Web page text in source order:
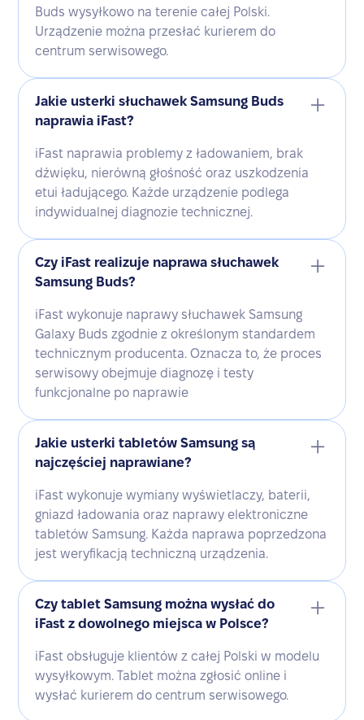
Buds wysyłkowo na terenie całej Polski.
Urządzenie można przesłać kurierem do
centrum serwisowego.
Jakie usterki słuchawek Samsung Buds
naprawia iFast?
iFast naprawia problemy z ładowaniem, brak
dźwięku, nierówną głośność oraz uszkodzenia
etui ładującego. Każde urządzenie podlega
indywidualnej diagnozie technicznej.
Czy iFast realizuje naprawa słuchawek
Samsung Buds?
iFast wykonuje naprawy słuchawek Samsung
Galaxy Buds zgodnie z określonym standardem
technicznym producenta. Oznacza to, że proces
serwisowy obejmuje diagnozę i testy
funkcjonalne po naprawie
Jakie usterki tabletów Samsung są
najczęściej naprawiane?
iFast wykonuje wymiany wyświetlaczy, baterii,
gniazd ładowania oraz naprawy elektroniczne
tabletów Samsung. Każda naprawa poprzedzona
jest weryfikacją techniczną urządzenia.
Czy tablet Samsung można wysłać do
iFast z dowolnego miejsca w Polsce?
iFast obsługuje klientów z całej Polski w modelu
wysyłkowym. Tablet można zgłosić online i
wysłać kurierem do centrum serwisowego.